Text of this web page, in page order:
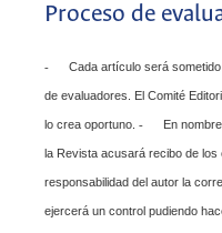
Proceso de
- Cada artículo será
de evaluadores. El Comité
lo crea oportuno. - En
la Revista acusará recibo de los
responsabilidad del autor la
ejercerá un control pudiendo